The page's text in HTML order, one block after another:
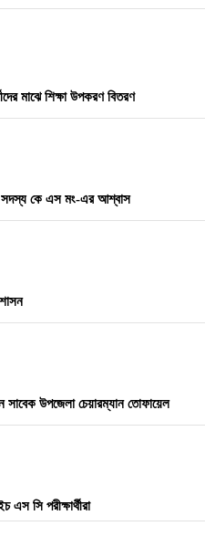
মাঝে শিক্ষা উপকরণ বিতরণ
সদস্য কে এস মং-এর আশ্বাস
সাবেক উপজেলা চেয়ারম্যান তোফায়েল
এস সি পরীক্ষার্থীরা